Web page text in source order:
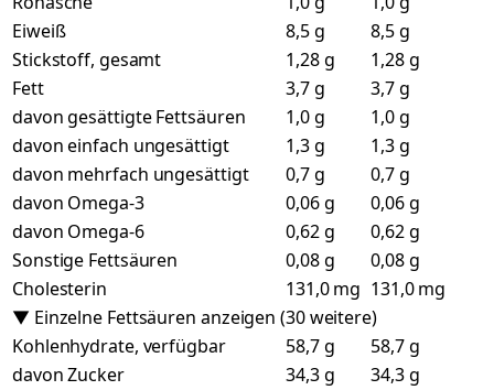
Eiweiß
8,5 g
8,5 g
Stickstoff, gesamt
1,28 g
1,28 g
Fett
3,7 g
3,7 g
davon gesättigte Fettsäuren
1,0 g
1,0 g
davon einfach ungesättigt
1,3 g
1,3 g
davon mehrfach ungesättigt
0,7 g
0,7 g
davon Omega-3
0,06 g
0,06 g
davon Omega-6
0,62 g
0,62 g
Sonstige Fettsäuren
0,08 g
0,08 g
Cholesterin
131,0 mg 131,0 mg
▼ Einzelne Fettsäuren anzeigen (30 weitere)
Kohlenhydrate, verfügbar
58,7 g
58,7 g
davon Zucker
34,3 g
34,3 g